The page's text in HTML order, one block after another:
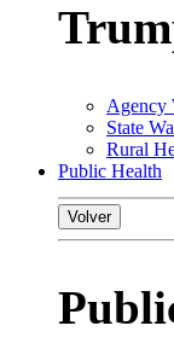
Agency
State
Rural
Public Health
Volver